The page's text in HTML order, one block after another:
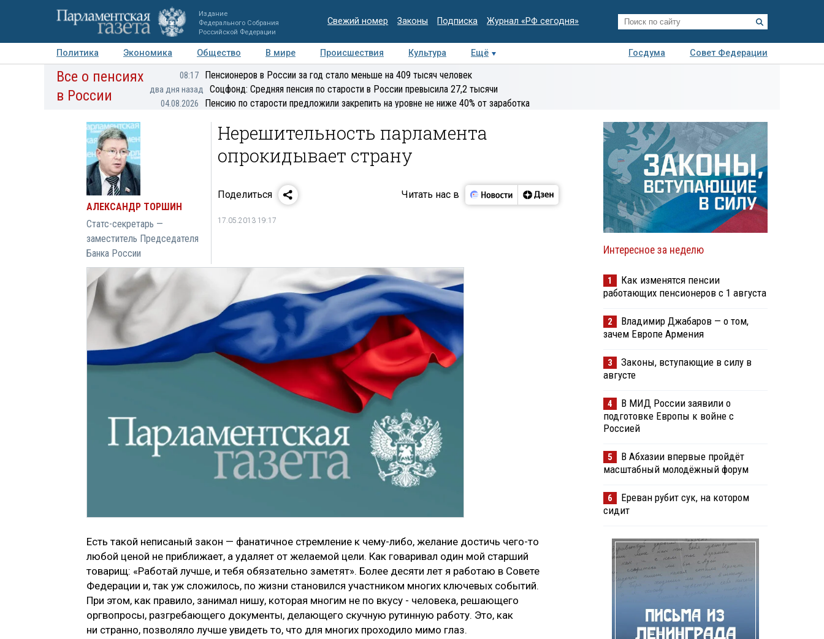
Издание
Федерального Собрания
Российской Федерации
Свежий номер Законы Подписка Журнал «РФ сегодня»
Политика Экономика Общество В мире Происшествия Культура Ещё Госдума
Совет Федерации
Авторы Персоны Мнения Регионы Медиацентр Интервью Колумнисты
Все о пенсиях
в России
08:17 Пенсионеров в России за год стало меньше на 409 тысяч человек
два дня назад Соцфонд: Средняя пенсия по старости в России превысила 27,2 тысячи
04.08.2026 Пенсию по старости предложили закрепить на уровне не ниже 40% от заработка
АЛЕКСАНДР ТОРШИН
Статс-секретарь —
заместитель Председателя
Банка России
Нерешительность парламента
опрокидывает страну
Поделиться Читать нас в
17.05.2013 19:17
Есть такой неписаный закон — фанатичное стремление к чему-либо, желание достичь чего-то
любой ценой не приближает, а удаляет от желаемой цели. Как говаривал один мой старший
товарищ: «Работай лучше, и тебя обязательно заметят». Более десяти лет я работаю в Совете
Федерации и, так уж сложилось, по жизни становился участником многих ключевых событий.
При этом, как правило, занимал нишу, которая многим не по вкусу - человека, решающего
оргвопросы, разгребающего документы, делающего скучную рутинную работу. Это, как
ни странно, позволяло лучше увидеть то, что для многих проходило мимо глаз.
Интересное за неделю
1
Как изменятся пенсии
работающих пенсионеров с 1 августа
2
Владимир Джабаров — о том,
зачем Европе Армения
3
Законы, вступающие в силу в
августе
4
В МИД России заявили о
подготовке Европы к войне с
Россией
5
В Абхазии впервые пройдёт
масштабный молодёжный форум
6
Ереван рубит сук, на котором
сидит